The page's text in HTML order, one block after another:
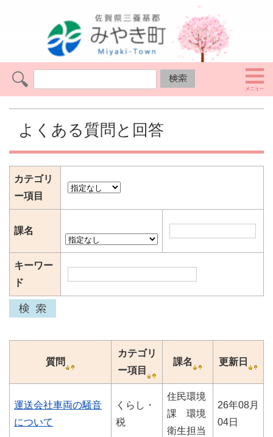
よくある質問と回答
カテゴリ
ー項目
課名
キーワー
ド
質問
カテゴリ
ー項目
課名 更新日
運送会社車両の騒音
について
くらし・
税
住民環境
課 環境
衛生担当
26年08月
04日